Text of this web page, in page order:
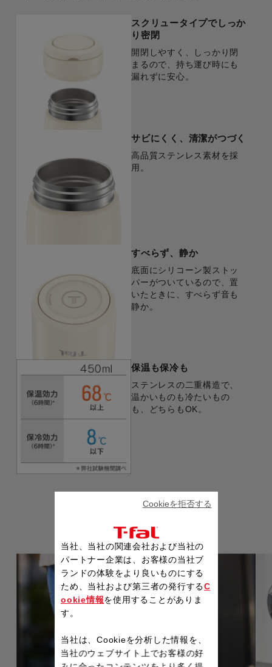
スクリュータイプでしっか
り密閉
開閉しやすく、しっかり閉
まるので、持ち運び時にも
漏れずに安心。
サビにくく、清潔がつづく
高品質ステンレス素材を採
用。
すべらず、静か
底面にシリコーン製ストッ
パーがついているので、置
いたときに、すべらず音も
静か。
保温も保冷も
ステンレスの二重構造で、
温かいものも冷たいもの
も、どちらもOK。
ギャラリー
GALLERY
当社、当社の関連会社および当社の
パートナー企業は、お客様の当社ブ
ランドの体験をより良いものにする
ため、当社および第三者の発行するC
ookie情報を使用することがありま
す。
当社は、Cookieを分析した情報を、
当社のウェブサイト上でお客様の好
Cookieを拒否する